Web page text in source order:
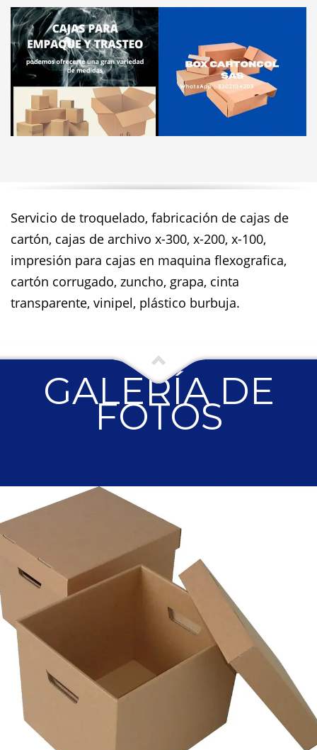
Servicio de troquelado, fabricación de cajas de
cartón, cajas de archivo x-300, x-200, x-100,
impresión para cajas en maquina flexografica,
cartón corrugado, zuncho, grapa, cinta
transparente, vinipel, plástico burbuja.
GALERÍA DE
FOTOS